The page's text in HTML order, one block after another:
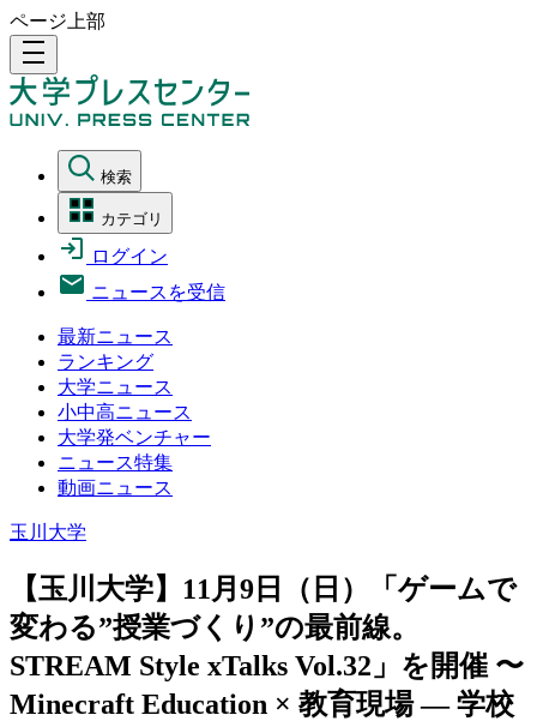
ページ上部
density_medium
検索
カテゴリ
ログイン
ニュースを受信
最新ニュース
ランキング
大学ニュース
小中高ニュース
大学発ベンチャー
ニュース特集
動画ニュース
玉川大学
【玉川大学】11月9日（日）「ゲームで
変わる”授業づくり”の最前線。
STREAM Style xTalks Vol.32」を開催 〜
Minecraft Education × 教育現場 ― 学校